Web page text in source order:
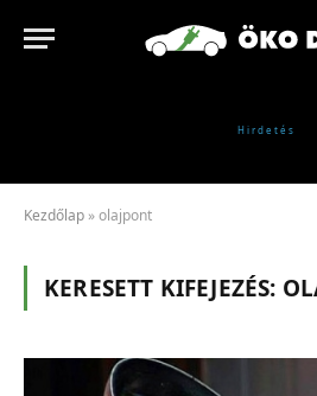
Kezdőlap »olajpont
KERESETT KIFEJEZÉS: